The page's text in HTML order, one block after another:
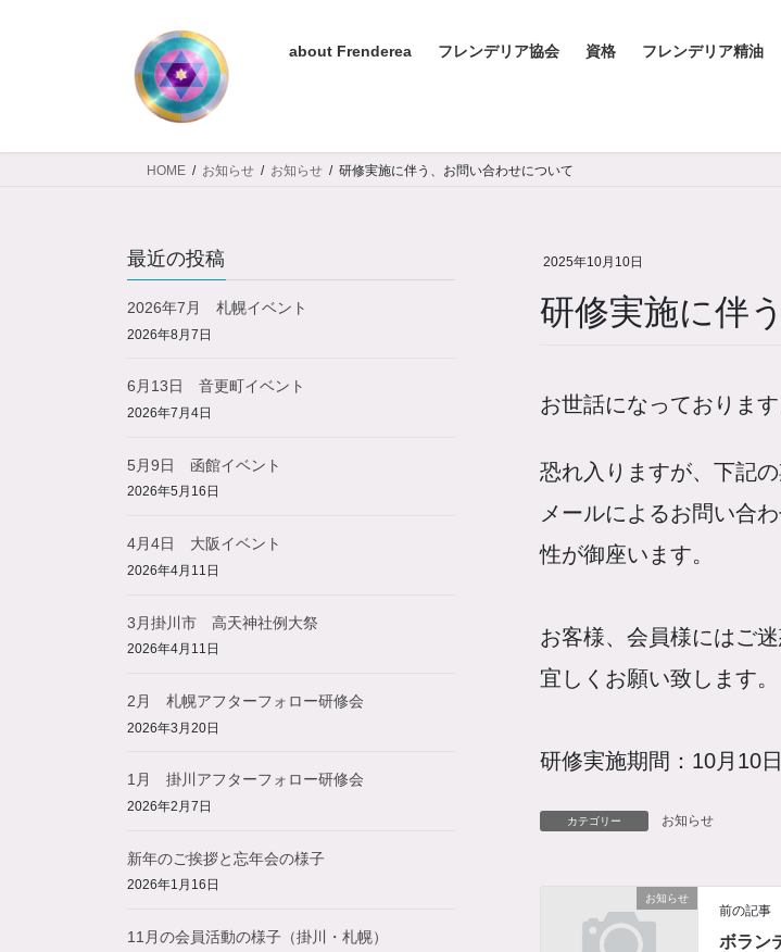
about Frenderea フレンデリア協会 資格 フレンデリア精油
HOME お知らせ お知らせ 研修実施に伴う、お問い合わせについて
2025年10月10日
研修実施に伴
お世話になっております
恐れ入りますが、下記
メールによるお問い合
性が御座います。
お客様、会員様にはご
宜しくお願い致します。
研修実施期間：10月10
カテゴリー お知らせ
お知らせ
前の記事
ボラン
最近の投稿
2026年7月 札幌イベント
2026年8月7日
6月13日 音更町イベント
2026年7月4日
5月9日 函館イベント
2026年5月16日
4月4日 大阪イベント
2026年4月11日
3月掛川市 高天神社例大祭
2026年4月11日
2月 札幌アフターフォロー研修会
2026年3月20日
1月 掛川アフターフォロー研修会
2026年2月7日
新年のご挨拶と忘年会の様子
2026年1月16日
11月の会員活動の様子（掛川・札幌）